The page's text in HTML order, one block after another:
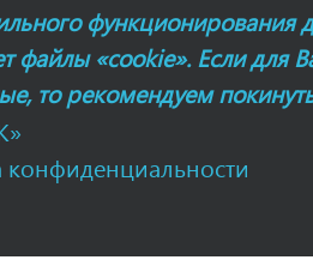
функционирования
файлы «cookie». Если для
то рекомендуем
конфиденциальности